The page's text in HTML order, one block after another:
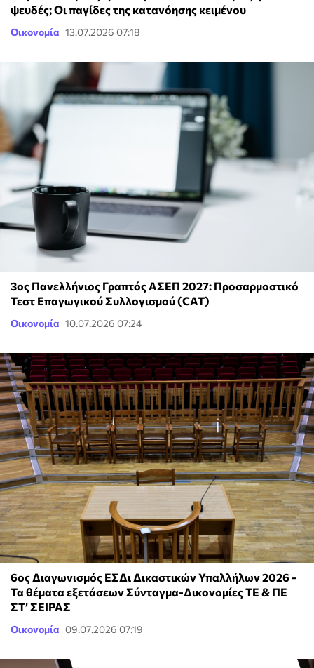
ψευδές; Οι παγίδες της κατανόησης κειμένου
Οικονομία 13.07.2026 07:18
3ος Πανελλήνιος Γραπτός ΑΣΕΠ 2027: Προσαρμοστικό
Τεστ Επαγωγικού Συλλογισμού (CAT)
Οικονομία 10.07.2026 07:24
6ος Διαγωνισμός ΕΣΔι Δικαστικών Υπαλλήλων 2026 -
Τα θέματα εξετάσεων Σύνταγμα-Δικονομίες ΤΕ & ΠΕ
ΣΤ’ ΣΕΙΡΑΣ
Οικονομία 09.07.2026 07:19